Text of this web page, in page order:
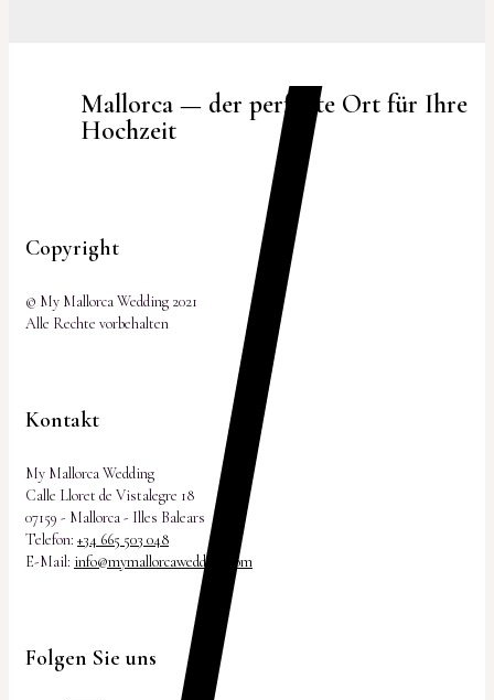
Mallorca — der perfekte Ort für Ihre
Hochzeit
Copyright
© My Mallorca Wedding 2021
Alle Rechte vorbehalten
Kontakt
My Mallorca Wedding
Calle Lloret de Vistalegre 18
07159 - Mallorca - Illes Balears
Telefon: +34 665 503 048
E-Mail: info@mymallorcawedding.com
Folgen Sie uns